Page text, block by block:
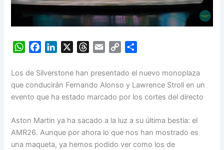
W
a
t
s
p
p
c
e
b
o
k
n
k
e
I
n
r
e
a
s
a
i
l
C
p
y
L
n
k
a
r
e
Los de Silverstone han presentado el nuevo monoplaza
que conducirán Fernando Alonso y Lawrence Stroll en un
evento que ha estado marcado por los cortes del directo
Aston Martin ya ha sacado a la luz a su última bestia: el
AMR26. Aunque por ahora lo que nos han mostrado es
una maqueta, ya hemos podido ver como los de